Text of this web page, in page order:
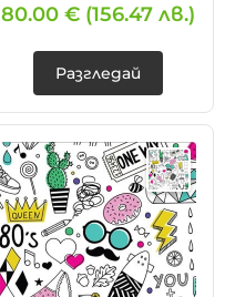
80.00 € (156.47 лв.)
Разгледай